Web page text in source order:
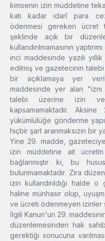
kimsenin izin müddetine
katı kadar idarî para
ödenmesi gereken ücret
şeklinde açık bir
kullandırılmamasının
inci maddesinde yazılı
edilmiş ve gazetecinin
bir açıklamaya yer
maddesinde yer alan "izni
talebi üzerine izin
kapsamamaktadır.
yükümlülüğe gönderme
hiçbir şart aranmaksızın bir
Yine 29. madde, gazeteciye
izin müddetine ait ücretin
bağlanmıştır ki, bu
bulunmamaktadır. Zira
izin kullandırıldığı halde
haline münhasır olup,
ve ücreti ödenmeyen izinler
İlgili Kanun'un 29.
düzenlemesinden hak
gerektiği sonucuna